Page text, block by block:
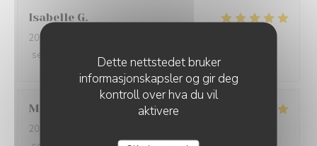
Dette nettstedet bruker
informasjonskapsler og gir deg
kontroll over hva du vil
aktivere
Isabelle G
2026-08-01
service
ambience /5 menu : 4 /5 quality_price
Mathéo
2026-07-31